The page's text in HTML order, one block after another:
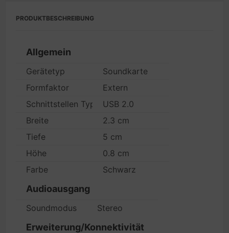
PRODUKTBESCHREIBUNG
Allgemein
Gerätetyp
Soundkarte
Formfaktor
Extern
Schnittstellen Typ
USB 2.0
Breite
2.3 cm
Tiefe
5 cm
Höhe
0.8 cm
Farbe
Schwarz
Audioausgang
Soundmodus Stereo
Erweiterung/Konnektivität